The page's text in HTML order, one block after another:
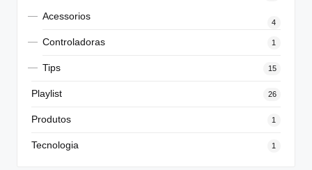
Acessorios
4
Controladoras 1
Tips 15
Playlist 26
Produtos 1
Tecnologia 1